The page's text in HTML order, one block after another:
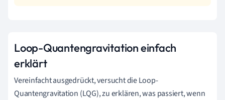
Loop-Quantengravitation einfach
erklärt
Vereinfacht ausgedrückt, versucht die Loop-
Quantengravitation (LQG), zu erklären, was passiert, wenn